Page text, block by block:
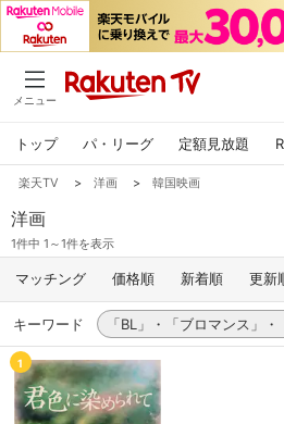
メニュー
トップ パ・リーグ 定額見放題
楽天TV > 洋画 > 韓国映画
洋画
1件中 1～1件を表示
マッチング 価格順 新着順 更新
キーワード 「BL」・「ブロマンス」
1